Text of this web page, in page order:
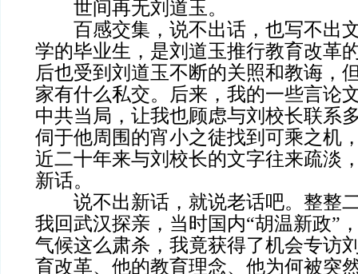
世间再无刘道玉。
百感交集，说不出话，也写不出
学的毕业生，是刘道玉推行教育改革
后也受到刘道玉不断的关照和教诲，
家有什么私交。后来，我的一些言论
中共当局，让我也顾虑与刘校长联系
伺于他周围的宵小之徒找到可乘之机
近二十年来与刘校长的文字往来疏淡
新话。
说不出新话，就说老话吧。整整
我回武汉探亲，当时国内“胡温新政”
气候这么肃杀，我竟获得了机会专访
育改革、他的教育理念、他为何被突